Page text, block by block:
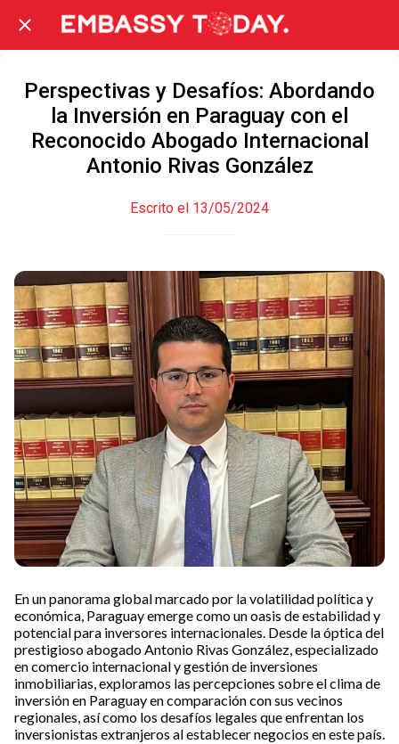
Perspectivas y Desafíos: Abordando
la Inversión en Paraguay con el
Reconocido Abogado Internacional
Antonio Rivas González
Escrito el 13/05/2024
En un panorama global marcado por la volatilidad política y
económica, Paraguay emerge como un oasis de estabilidad y
potencial para inversores internacionales. Desde la óptica del
prestigioso abogado Antonio Rivas González, especializado
en comercio internacional y gestión de inversiones
inmobiliarias, exploramos las percepciones sobre el clima de
inversión en Paraguay en comparación con sus vecinos
regionales, así como los desafíos legales que enfrentan los
inversionistas extranjeros al establecer negocios en este país.